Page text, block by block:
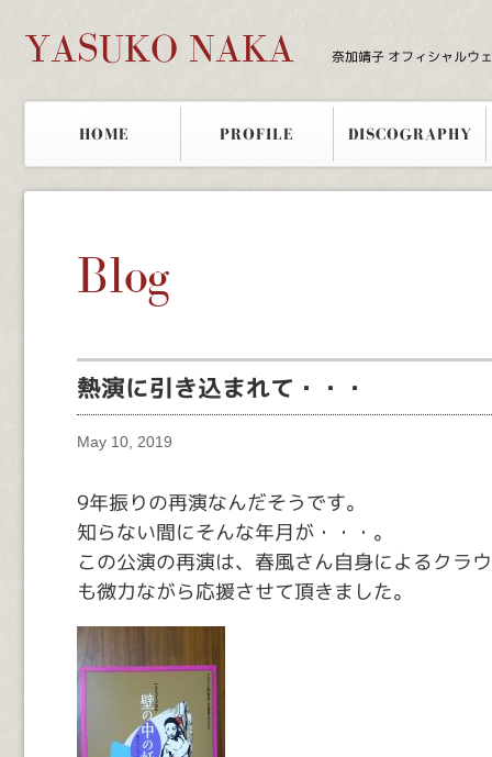
YASUKO NAKA 奈加靖子 オフィシャルウ
HOME PROFILE DISCOGRAPHY
Blog
熱演に引き込まれて・・・
May 10, 2019
9年振りの再演なんだそうです。
知らない間にそんな年月が・・・。
この公演の再演は、春風さん自身によるクラ
も微力ながら応援させて頂きました。